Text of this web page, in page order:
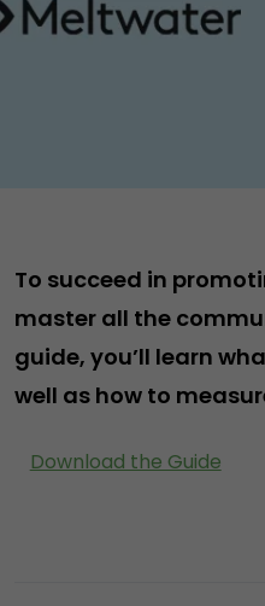
To succeed in
master all the
guide, you’ll learn
well as how to
Download the Guide